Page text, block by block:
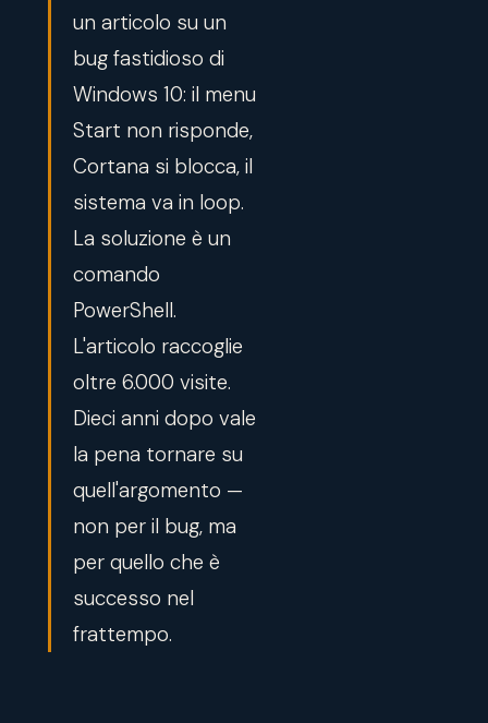
un articolo su un
bug fastidioso di
Windows 10: il menu
Start non risponde,
Cortana si blocca, il
sistema va in loop.
La soluzione è un
comando
PowerShell.
L'articolo raccoglie
oltre 6.000 visite.
Dieci anni dopo vale
la pena tornare su
quell'argomento —
non per il bug, ma
per quello che è
successo nel
frattempo.